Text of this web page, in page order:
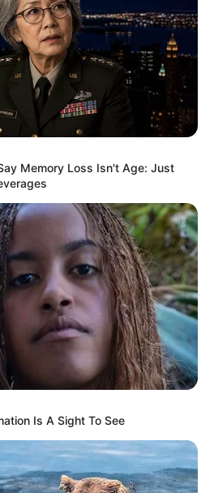
Memory Loss Isn't Age: Just
Is A Sight To See